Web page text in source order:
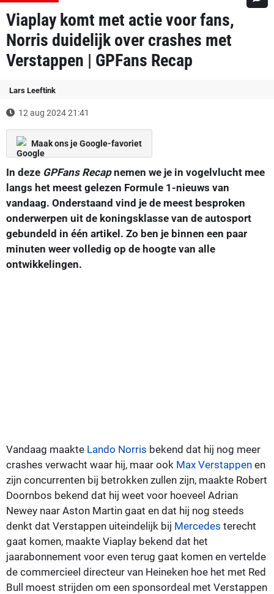
Viaplay komt met actie voor fans,
Norris duidelijk over crashes met
Verstappen | GPFans Recap
Lars Leeftink
12 aug 2024 21:41
Maak ons je Google-favoriet
In deze GPFans Recapnemen we je in vogelvlucht mee
langs het meest gelezen Formule 1-nieuws van
vandaag. Onderstaand vind je de meest besproken
onderwerpen uit de koningsklasse van de autosport
gebundeld in één artikel. Zo ben je binnen een paar
minuten weer volledig op de hoogte van alle
ontwikkelingen.
Vandaag maakte Lando Norris bekend dat hij nog meer
crashes verwacht waar hij, maar ook Max Verstappen en
zijn concurrenten bij betrokken zullen zijn, maakte Robert
Doornbos bekend dat hij weet voor hoeveel Adrian
Newey naar Aston Martin gaat en dat hij nog steeds
denkt dat Verstappen uiteindelijk bij Mercedes terecht
gaat komen, maakte Viaplay bekend dat het
jaarabonnement voor even terug gaat komen en vertelde
de commercieel directeur van Heineken hoe het met Red
Bull moest strijden om een sponsordeal met Verstappen